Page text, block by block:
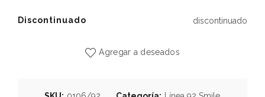
Discontinuado discontinuado
Agregar a deseados